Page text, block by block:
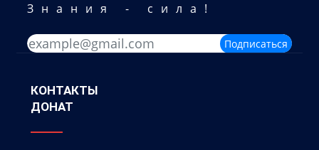
Знания - сила!
Подписаться
КОНТАКТЫ
ДОНАТ